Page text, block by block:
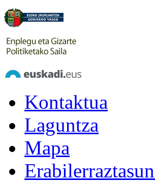
Kontaktua
Laguntza
Mapa